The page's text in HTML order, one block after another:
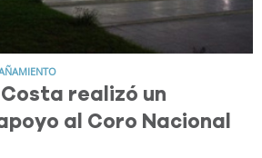
Costa realizó un
al Coro Nacional